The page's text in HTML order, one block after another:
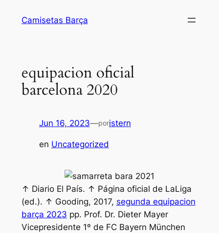
Camisetas Barça
equipacion oficial
barcelona 2020
Jun 16, 2023—poristern
en Uncategorized
↑ Diario El País. ↑ Página oficial de LaLiga
(ed.). ↑ Gooding, 2017, segunda equipacion
barça 2023 pp. Prof. Dr. Dieter Mayer
Vicepresidente 1º de FC Bayern München